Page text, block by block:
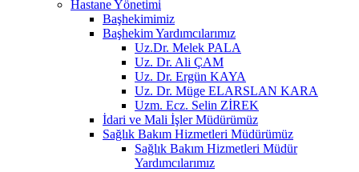
Hastane Yönetimi
Başhekimimiz
Başhekim Yardımcılarımız
Uz.Dr. Melek PALA
Uz. Dr. Ali ÇAM
Uz. Dr. Ergün KAYA
Uz. Dr. Müge ELARSLAN KARA
Uzm. Ecz. Selin ZİREK
İdari ve Mali İşler Müdürümüz
Sağlık Bakım Hizmetleri Müdürümüz
Sağlık Bakım Hizmetleri Müdür
Yardımcılarımız